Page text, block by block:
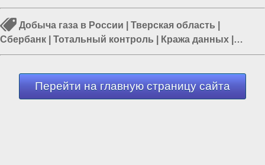
Добыча газа в России Тверская область
Сбербанк
Тотальный контроль Кража данных
Россия и Запад|Герман Греф
Перейти на главную страницу сайта